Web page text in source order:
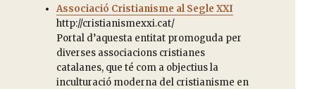
Associació Cristianisme al Segle XXI
http://cristianismexxi.cat/
Portal d’aquesta entitat promoguda per
diverses associacions cristianes
catalanes, que té com a objectius la
inculturació moderna del cristianisme en